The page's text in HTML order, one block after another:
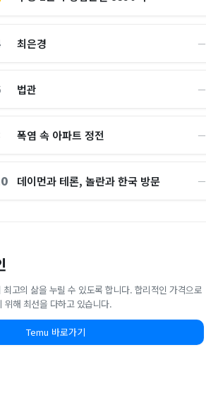
최은경 ―
법관 ―
폭염 속 아파트 정전 ―
데이먼과 테론, 놀란과 한국 방문 ―
고의 삶을 누릴 수 있도록 합니다. 합리적인 가격으로
위해 최선을 다하고 있습니다.
Temu 바로가기